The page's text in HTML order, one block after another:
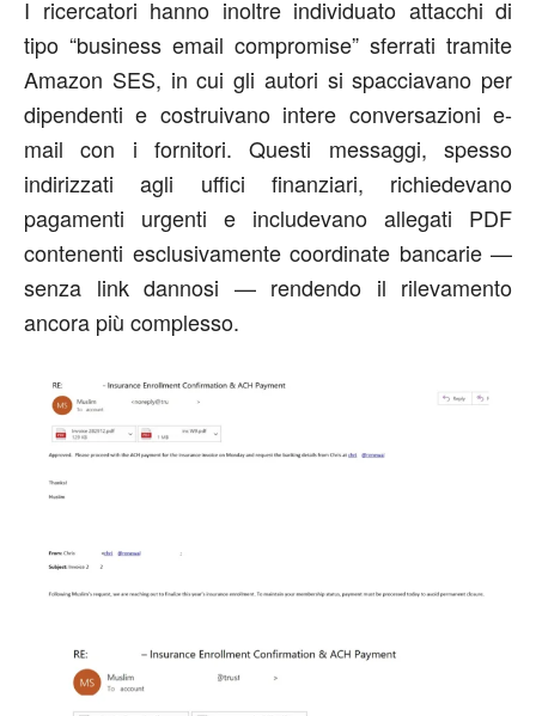
I ricercatori hanno inoltre individuato attacchi di
tipo “business email compromise” sferrati tramite
Amazon SES, in cui gli autori si spacciavano per
dipendenti e costruivano intere conversazioni e-
mail con i fornitori. Questi messaggi, spesso
indirizzati agli uffici finanziari, richiedevano
pagamenti urgenti e includevano allegati PDF
contenenti esclusivamente coordinate bancarie —
senza link dannosi — rendendo il rilevamento
ancora più complesso.